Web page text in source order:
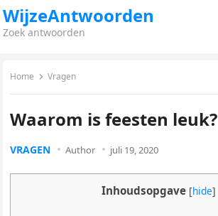
WijzeAntwoorden
Zoek antwoorden
Home Vragen
Waarom is feesten leuk?
VRAGEN Author juli 19, 2020
Inhoudsopgave [hide]